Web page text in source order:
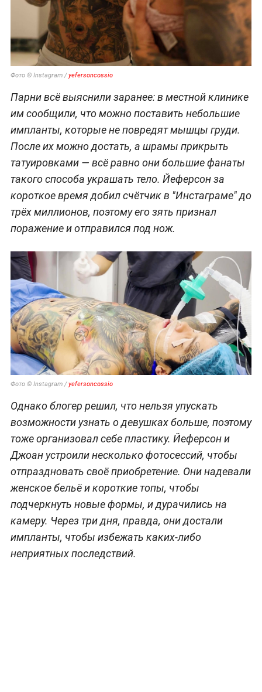
Фото © Instagram /yefersoncossio
Парни всё выяснили заранее: в местной клинике
им сообщили, что можно поставить небольшие
импланты, которые не повредят мышцы груди.
После их можно достать, а шрамы прикрыть
татуировками — всё равно они большие фанаты
такого способа украшать тело. Йеферсон за
короткое время добил счётчик в "Инстаграме" до
трёх миллионов, поэтому его зять признал
поражение и отправился под нож.
Фото © Instagram /yefersoncossio
Однако блогер решил, что нельзя упускать
возможности узнать о девушках больше, поэтому
тоже организовал себе пластику. Йеферсон и
Джоан устроили несколько фотосессий, чтобы
отпраздновать своё приобретение. Они надевали
женское бельё и короткие топы, чтобы
подчеркнуть новые формы, и дурачились на
камеру. Через три дня, правда, они достали
импланты, чтобы избежать каких-либо
неприятных последствий.